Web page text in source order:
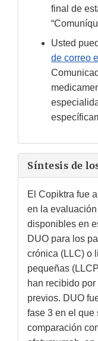
final de
Usted
de correo
Síntesis de
El Copiktra fue
en la
disponibles en
DUO para los
crónica (LLC) o
pequeñas
han recibido
previos. DUO
fase 3 en el que
comparación